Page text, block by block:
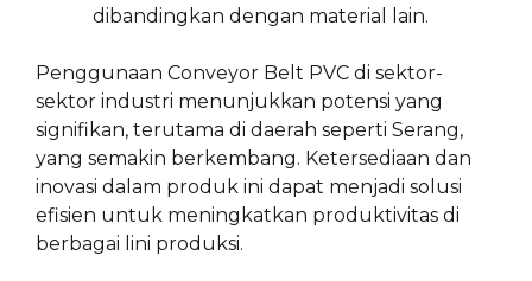
dibandingkan dengan material lain.
Penggunaan Conveyor Belt PVC di sektor-
sektor industri menunjukkan potensi yang
signifikan, terutama di daerah seperti Serang,
yang semakin berkembang. Ketersediaan dan
inovasi dalam produk ini dapat menjadi solusi
efisien untuk meningkatkan produktivitas di
berbagai lini produksi.